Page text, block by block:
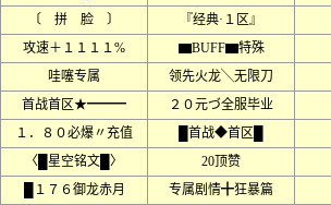
〔 拼 脸 〕
『经典·１区』
攻速＋１１１１%
▆BUFF▆特殊
哇噻专属
领先火龙╲无限刀
首战首区★━━━
２０元づ全服毕业
１．８０必爆〃充值
█首战◆首区█
〈█星空铭文█〉
20顶赞
█１７６御龙赤月
专属剧情╋狂暴篇